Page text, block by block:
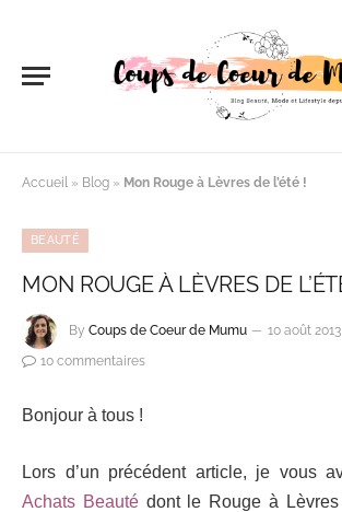
Accueil » Blog » Mon Rouge à Lèvres de l’été !
BEAUTÉ
MON ROUGE À LÈVRES DE
By Coups de Coeur de Mumu
10 août 2013
10 commentaires
Bonjour à tous !
Lors d’un précédent article, je vous
Achats Beautédont le Rouge à Lèvres